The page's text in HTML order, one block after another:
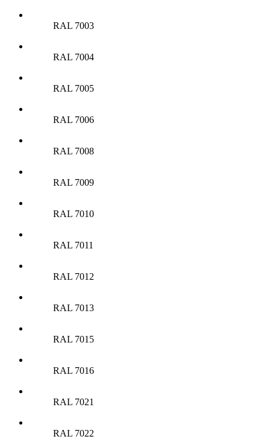
RAL 7003
RAL 7004
RAL 7005
RAL 7006
RAL 7008
RAL 7009
RAL 7010
RAL 7011
RAL 7012
RAL 7013
RAL 7015
RAL 7016
RAL 7021
RAL 7022